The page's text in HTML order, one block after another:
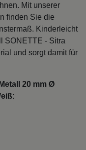
Mit unserer
finden Sie die
Kinderleicht
SONETTE - Sitra
und sorgt damit für
20 mm Ø